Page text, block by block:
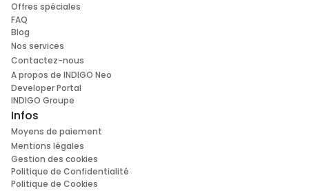
Offres spéciales
FAQ
Blog
Nos services
Contactez-nous
A propos de INDIGO Neo
Developer Portal
INDIGO Groupe
Infos
Moyens de paiement
Mentions légales
Gestion des cookies
Politique de Confidentialité
Politique de Cookies